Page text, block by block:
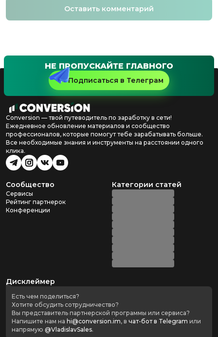
Оставить комментарий
НЕ ПРОПУСКАЙТЕ ГЛАВНОГО
Подписаться в Телеграм
Conversion — твой путеводитель по заработку в сети!
Ежедневное обновление материалов и сообщество
профессионалов, которые помогут тебе зарабатывать больше.
Все необходимые знания и инструменты на расстоянии одного
клика.
Сообщество
Сервисы
Рейтинг партнерок
Конференции
Категории статей
Дисклеймер
Есть чем поделиться?
Хотите обсудить сотрудничество?
Вы представитель партнерской программы или сервиса?
Напишите нам на hi@conversion.im, в чат-бот в Telegram или
напрямую @VladislavSales.